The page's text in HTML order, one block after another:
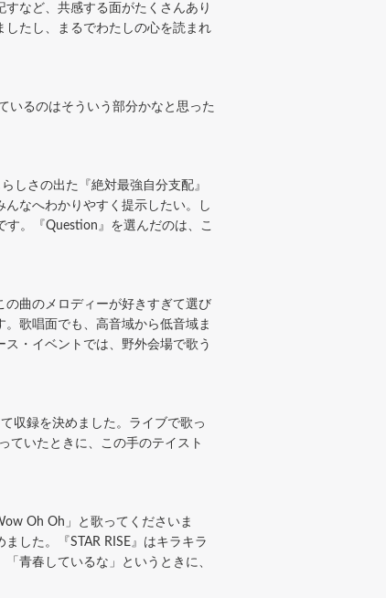
など、共感する面がたくさんあり
したし、まるでわたしの心を読まれ
いるのはそういう部分かなと思った
しさの出た『絶対最強自分支配』
なへわかりやすく提示したい。し
。『Question』を選んだのは、こ
曲のメロディーが好きすぎて選び
歌唱面でも、高音域から低音域ま
・イベントでは、野外会場で歌う
収録を決めました。ライブで歌っ
ていたときに、この手のテイスト
Oh Oh」と歌ってくださいま
した。『STAR RISE』はキラキラ
青春しているな」というときに、